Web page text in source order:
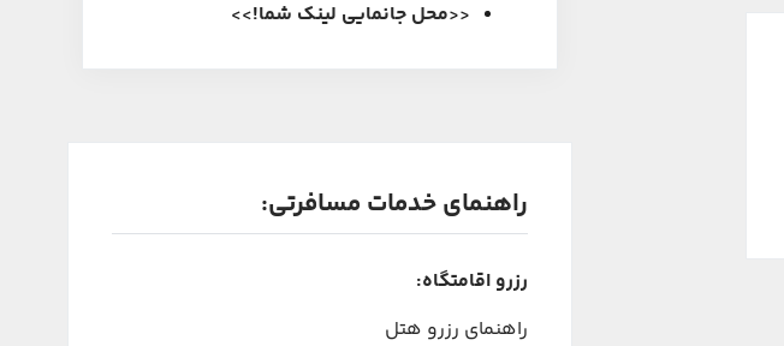
<<محل جانمایی لینک شما!
>>
راهنمای خدمات مسافرتی:
رزرو اقامتگاه:
راهنمای رزرو هتل